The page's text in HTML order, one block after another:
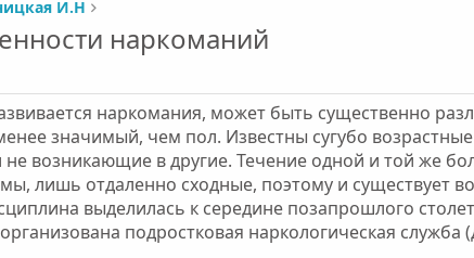
И.Н
наркоманий
наркомания, может быть существенно
значимый, чем пол. Известны сугубо
возникающие в другие. Течение одной и той же
лишь отдаленно сходные, поэтому и существует
выделилась к середине позапрошлого
подростковая наркологическая служба